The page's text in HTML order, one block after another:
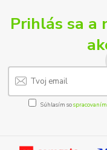
Prihlás sa a
Súhlasím so